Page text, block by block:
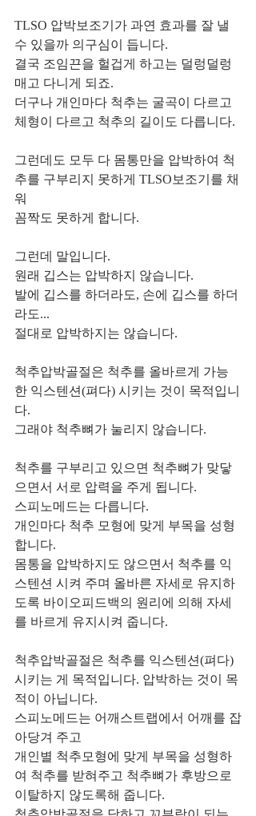
TLSO 압박보조기가 과연 효과를 잘 낼
수 있을까 의구심이 듭니다.
결국 조임끈을 헐겁게 하고는 덜렁덜렁
매고 다니게 되죠.
더구나 개인마다 척추는 굴곡이 다르고
체형이 다르고 척추의 길이도 다릅니다.
그런데도 모두 다 몸통만을 압박하여 척
추를 구부리지 못하게 TLSO보조기를 채
워
꼼짝도 못하게 합니다.
그런데 말입니다.
원래 깁스는 압박하지 않습니다.
발에 깁스를 하더라도, 손에 깁스를 하더
라도...
절대로 압박하지는 않습니다.
척추압박골절은 척추를 올바르게 가능
한 익스텐션(펴다) 시키는 것이 목적입니
다.
그래야 척추뼈가 눌리지 않습니다.
척추를 구부리고 있으면 척추뼈가 맞닿
으면서 서로 압력을 주게 됩니다.
스피노메드는 다릅니다.
개인마다 척추 모형에 맞게 부목을 성형
합니다.
몸통을 압박하지도 않으면서 척추를 익
스텐션 시켜 주며 올바른 자세로 유지하
도록 바이오피드백의 원리에 의해 자세
를 바르게 유지시켜 줍니다.
척추압박골절은 척추를 익스텐션(펴다)
시키는 게 목적입니다. 압박하는 것이 목
적이 아닙니다.
스피노메드는 어깨스트랩에서 어깨를 잡
아당겨 주고
개인별 척추모형에 맞게 부목을 성형하
여 척추를 받혀주고 척추뼈가 후방으로
이탈하지 않도록해 줍니다.